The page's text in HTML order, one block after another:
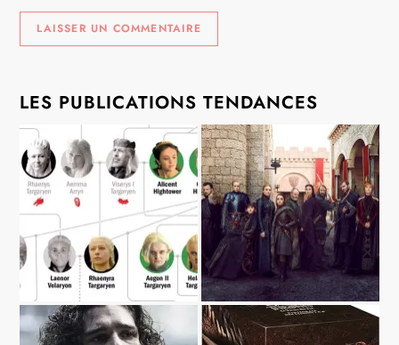
LES PUBLICATIONS TENDANCES